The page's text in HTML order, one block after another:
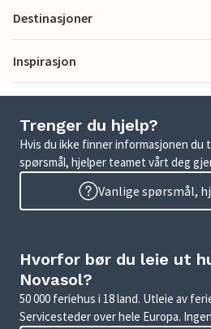
Destinasjoner
Inspirasjon
Trenger du hjelp?
Hvis du ikke finner informasjonen du
spørsmål, hjelper teamet vårt deg
Vanlige spørsmål,
Hvorfor bør du leie ut
Novasol?
50 000 feriehus i 18 land. Utleie av
Servicesteder over hele Europa.